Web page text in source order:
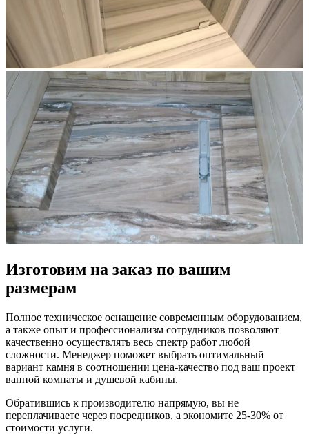
Изготовим на заказ по вашим
размерам
Полное техническое оснащение современным оборудованием,
а также опыт и профессионализм сотрудников позволяют
качественно осуществлять весь спектр работ любой
сложности. Менеджер поможет выбрать оптимальный
вариант камня в соотношении цена-качество под ваш проект
ванной комнаты и душевой кабины.
Обратившись к производителю напрямую, вы не
переплачиваете через посредников, а экономите 25-30% от
стоимости услуги.